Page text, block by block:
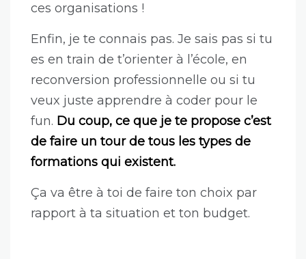
ces organisations !
Enfin, je te connais pas. Je sais pas si tu
es en train de t’orienter à l’école, en
reconversion professionnelle ou si tu
veux juste apprendre à coder pour le
fun. Du coup, ce que je te propose c’est
de faire un tour de tous les types de
formations qui existent.
Ça va être à toi de faire ton choix par
rapport à ta situation et ton budget.